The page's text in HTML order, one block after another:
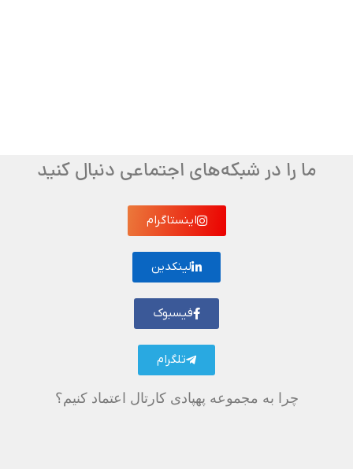
ما را در شبکه‌های اجتماعی دنبال کنید
اینستاگرام
لینکدین
فیسبوک
تلگرام
چرا به مجموعه پهپادی کارتال اعتماد کنیم؟